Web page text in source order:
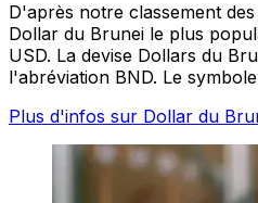
D'après notre classement
Dollar du Brunei le plus
USD. La devise Dollars du
l'abréviation BND. Le
Plus d'infos sur Dollar du